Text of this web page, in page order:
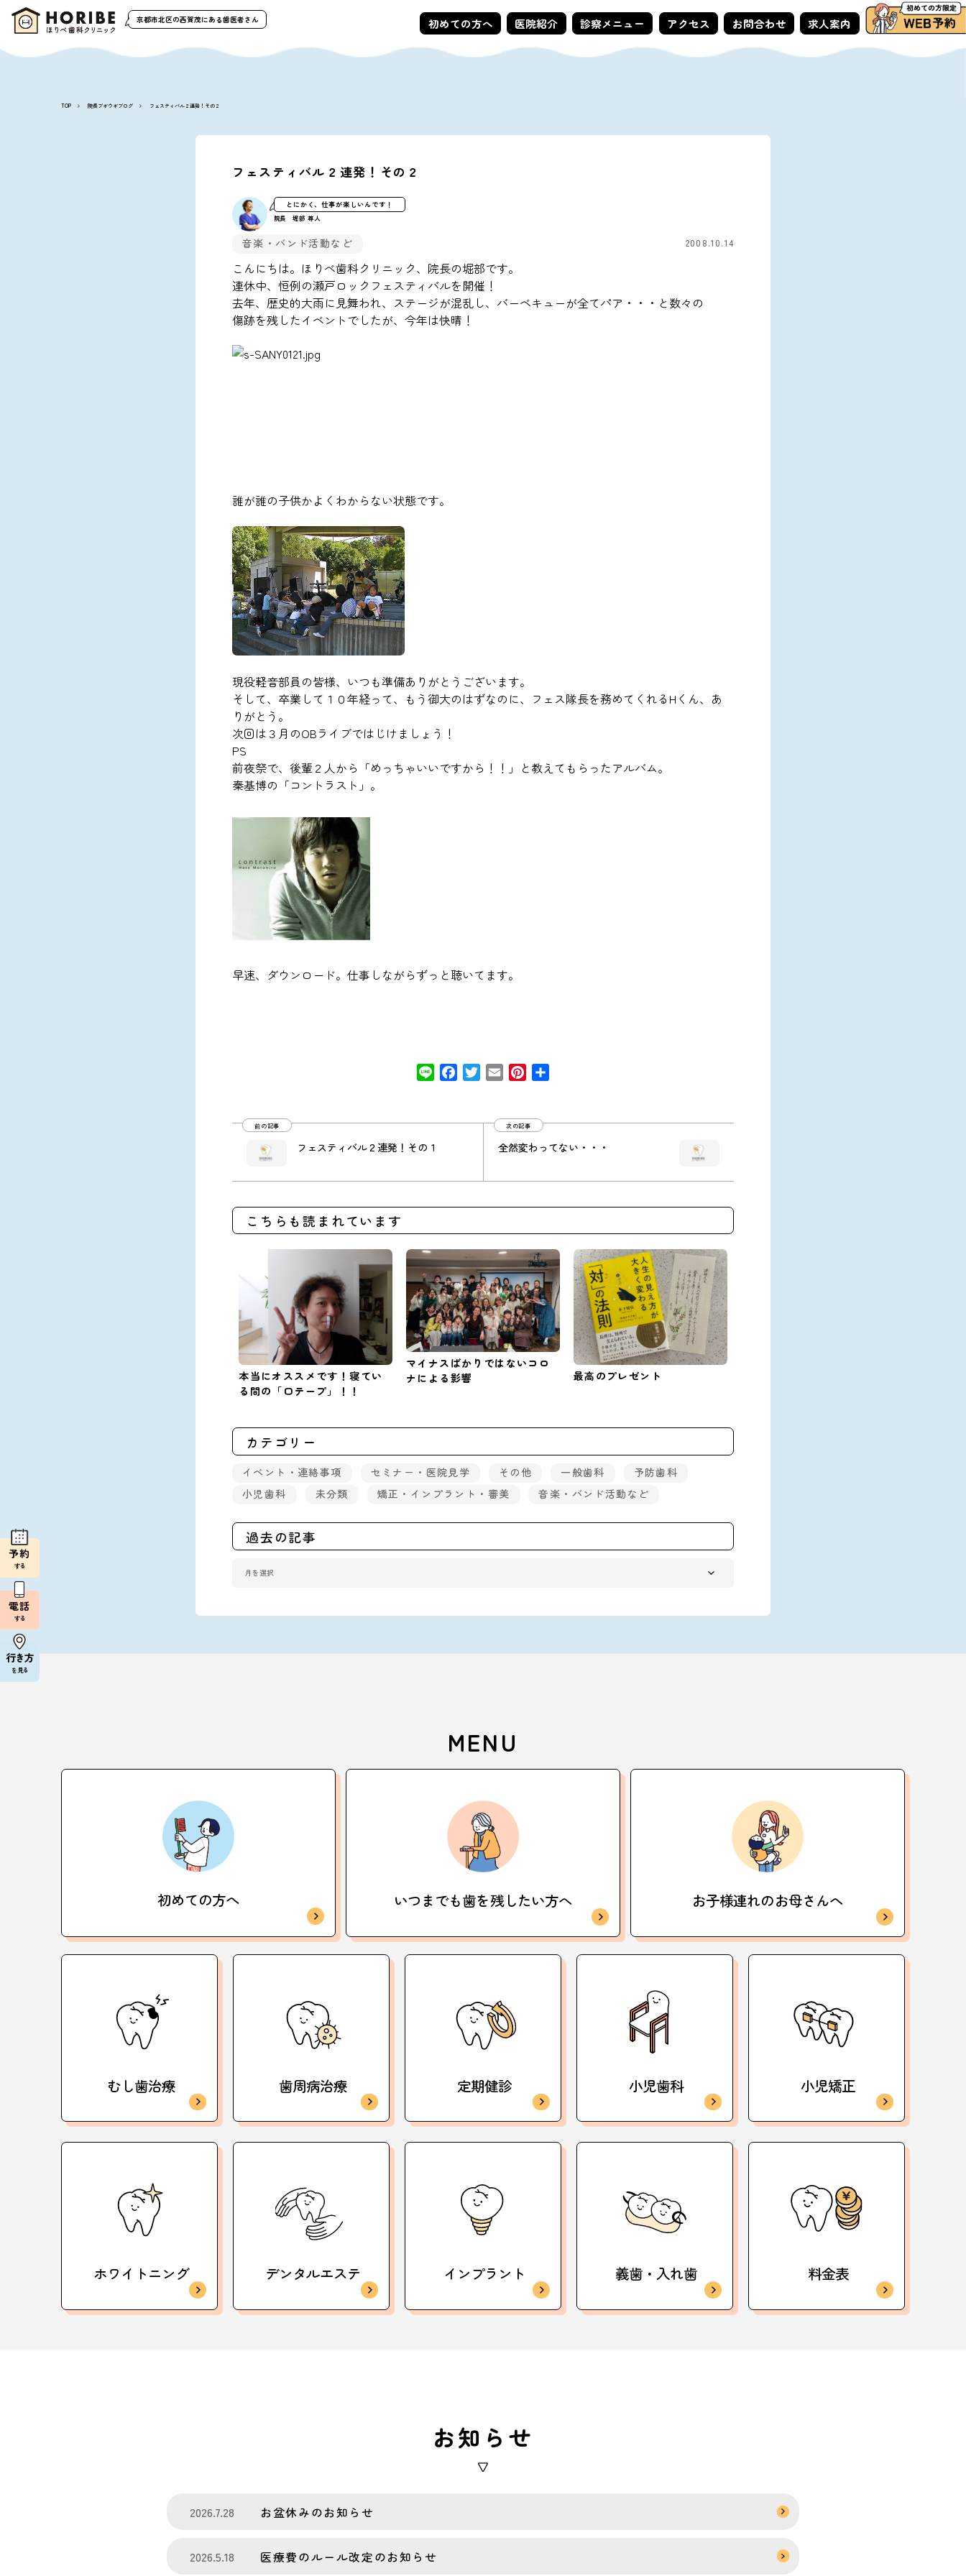
京都市北区の西賀茂にある歯医者さん 初めての方へ 医院紹介 診察メニュー アクセス お問合わせ 求人案内
TOP 院長ブギウギブログ フェスティバル２連発！その２
フェスティバル２連発！その２
とにかく、仕事が楽しいんです！
院長 堀部 尊人
音楽・バンド活動など 2008.10.14
こんにちは。ほりべ歯科クリニック、院長の堀部です。
連休中、恒例の瀬戸ロックフェスティバルを開催！
去年、歴史的大雨に見舞われ、ステージが混乱し、バーベキューが全てパア・・・と数々の
傷跡を残したイベントでしたが、今年は快晴！
誰が誰の子供かよくわからない状態です。
現役軽音部員の皆様、いつも準備ありがとうございます。
そして、卒業して１０年経って、もう御大のはずなのに、フェス隊長を務めてくれるHくん、あ
りがとう。
次回は３月のOBライブではじけましょう！
PS
前夜祭で、後輩２人から「めっちゃいいですから！！」と教えてもらったアルバム。
秦基博の「コントラスト」。
早速、ダウンロード。仕事しながらずっと聴いてます。
Line FacebookTwitter
Email Pinterest
前の記事
フェスティバル２連発！その１
次の記事
全然変わってない・・・
こちらも読まれています
本当にオススメです！寝てい
る間の「口テープ」！！
マイナスばかりではないコロ
ナによる影響
最高のプレゼント
カテゴリー
イベント・連絡事項 セミナー・医院見学 その他 一般歯科
予防歯科
小児歯科
未分類 矯正・インプラント・審美 音楽・バンド活動など
過去の記事
MENU
初めての方へ いつまでも歯を残したい方へ お子様連れのお母さんへ
むし歯治療 歯周病治療 定期健診 小児歯科 小児矯正
ホワイトニング デンタルエステ インプラント 義歯・入れ歯 料金表
お知らせ
2026.7.28 お盆休みのお知らせ
2026.5.18 医療費のルール改定のお知らせ
予約
する
電話
する
行き方
を見る